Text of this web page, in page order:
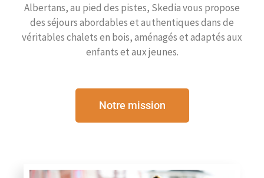
Albertans, au pied des pistes, Skedia vous propose
des séjours abordables et authentiques dans de
véritables chalets en bois, aménagés et adaptés aux
enfants et aux jeunes.
Notre mission